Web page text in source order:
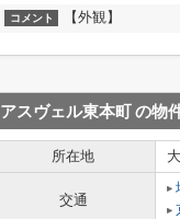
コメント 【外観】
アスヴェル東本町の物
所在地
交通